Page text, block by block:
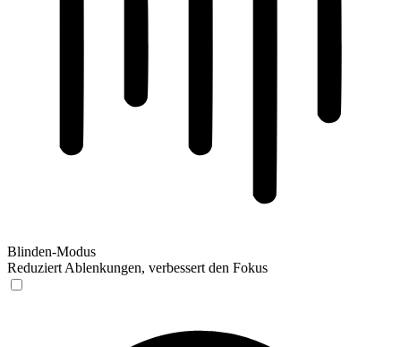
Blinden-Modus
Reduziert Ablenkungen, verbessert den Fokus